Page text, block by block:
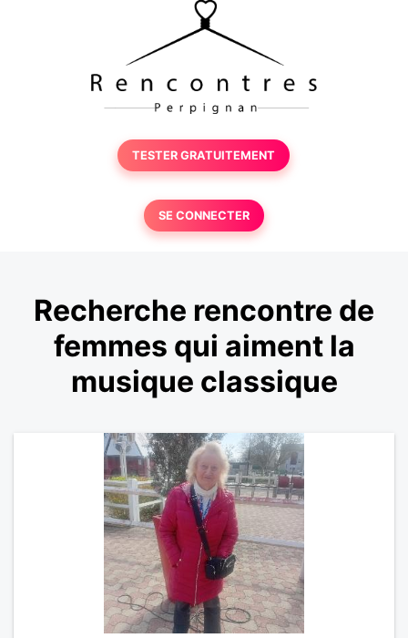
TESTER GRATUITEMENT
SE CONNECTER
Recherche rencontre de
femmes qui aiment la
musique classique